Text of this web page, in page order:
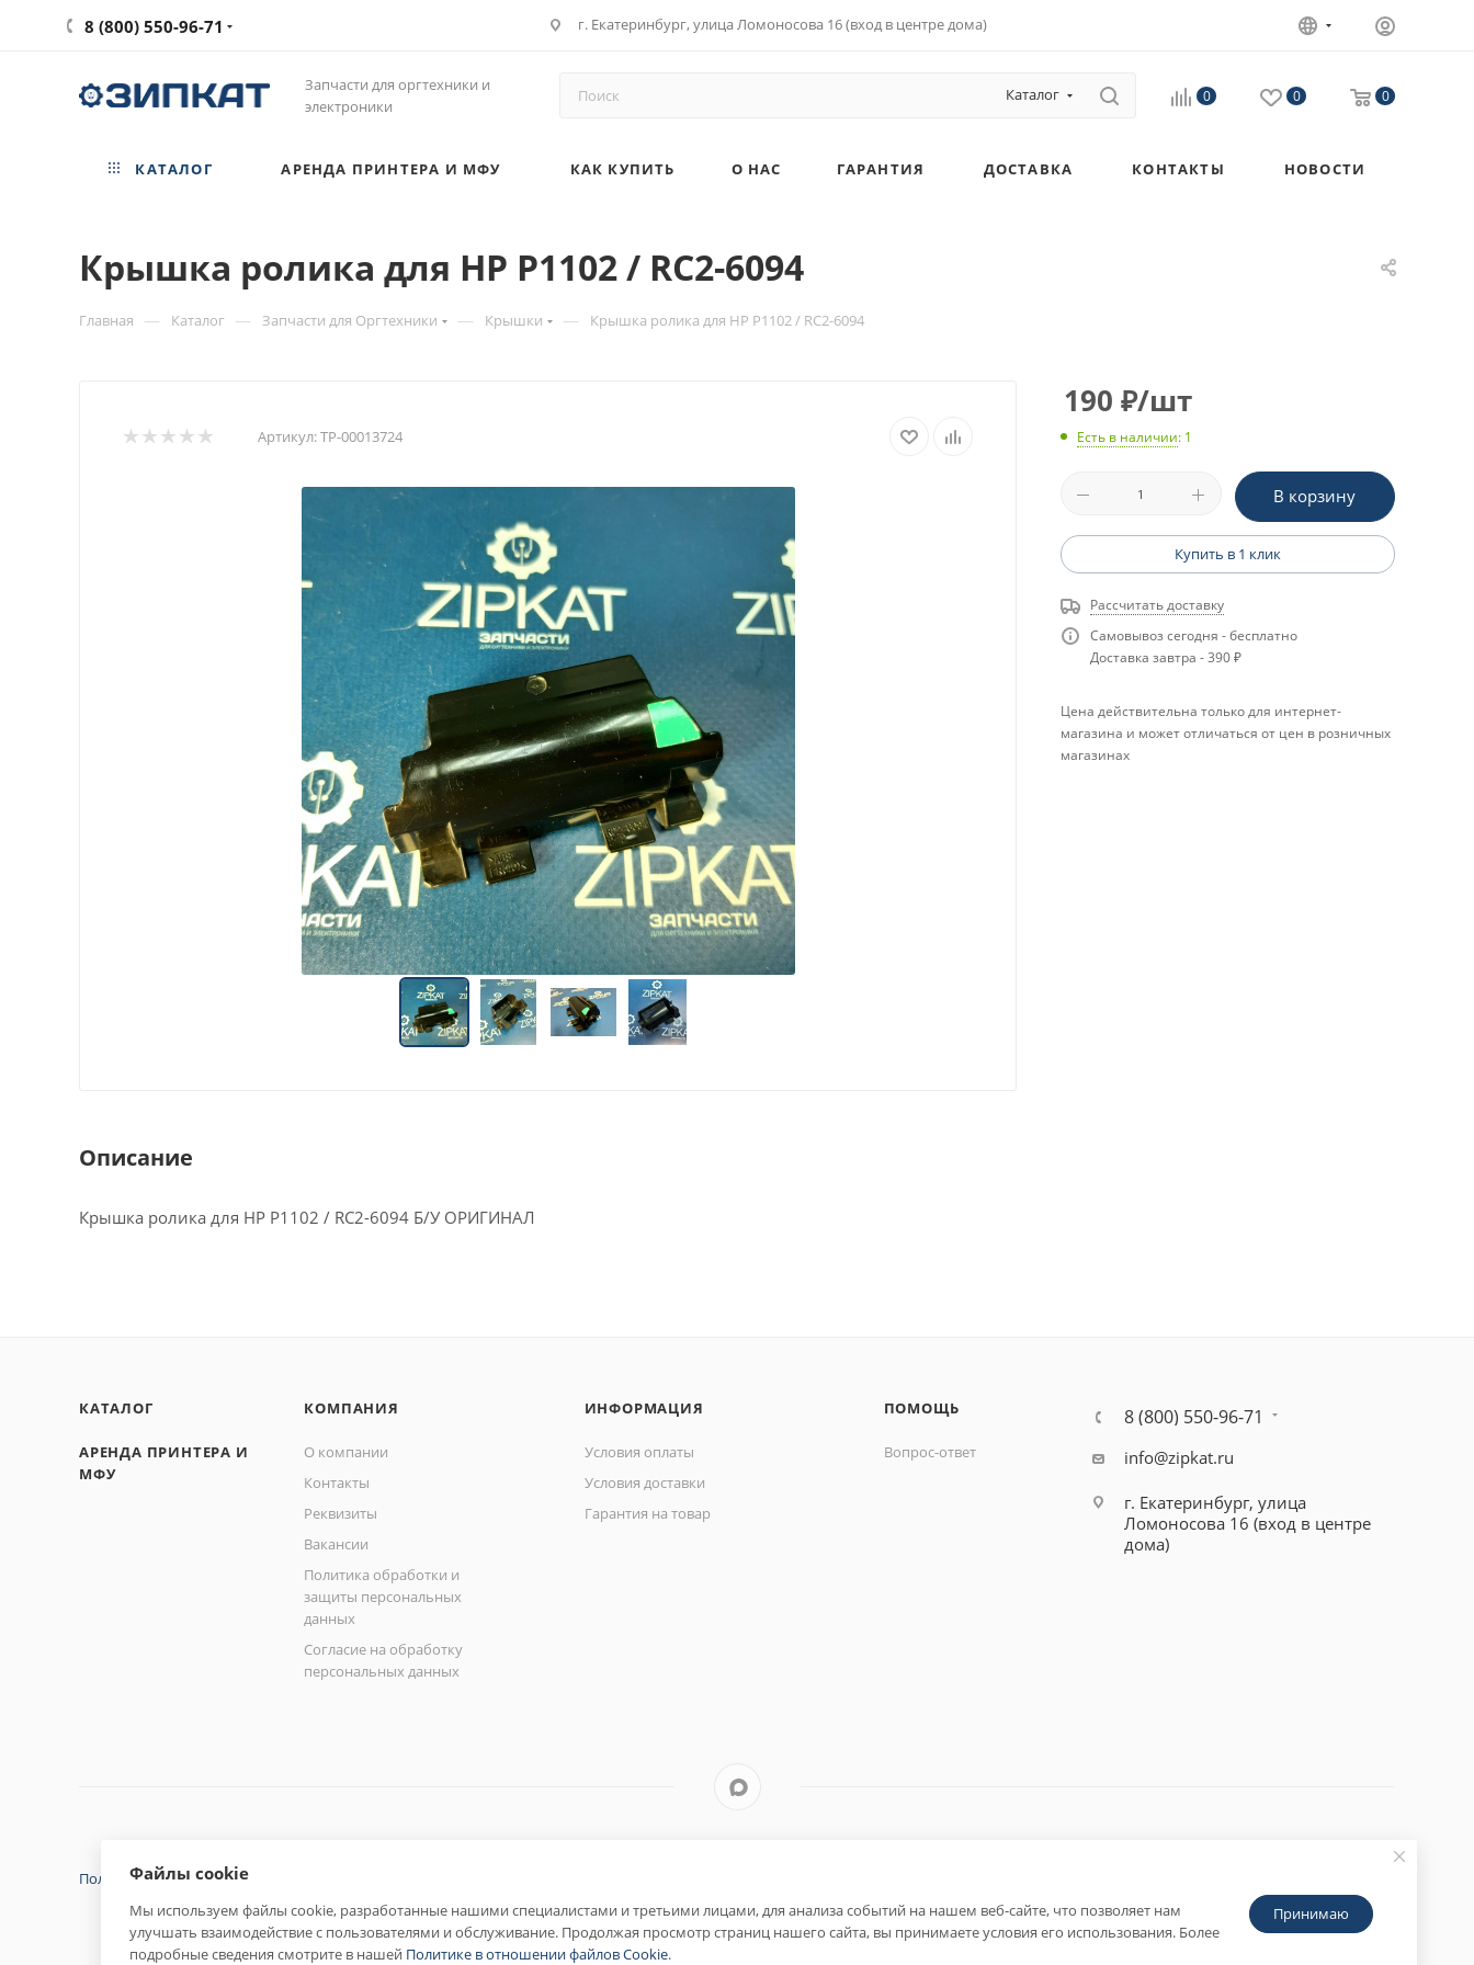
8 (800) 550-96-71 г. Екатеринбург, улица Ломоносова 16 (вход в центре дома)
Запчасти для оргтехники и
электроники
Каталог 0 0 0
КАТАЛОГ АРЕНДА ПРИНТЕРА И МФУ КАК КУПИТЬ О НАС ГАРАНТИЯ ДОСТАВКА КОНТАКТЫ НОВОСТИ
Крышка ролика для HP P1102 / RC2-6094
Главная — Каталог — Запчасти для Оргтехники — Крышки — Крышка ролика для HP P1102 / RC2-6094
Артикул:ТР-00013724
Описание
Крышка ролика для HP P1102 / RC2-6094 Б/У ОРИГИНАЛ
190 ₽/шт
Есть в наличии: 1
В корзину
Купить в 1 клик
Рассчитать доставку
Самовывоз сегодня - бесплатно
Доставка завтра - 390 ₽
Цена действительна только для интернет-
магазина и может отличаться от цен в розничных
магазинах
КАТАЛОГ
АРЕНДА ПРИНТЕРА И
МФУ
КОМПАНИЯ
О компании
Контакты
Реквизиты
Вакансии
Политика обработки и
защиты персональных
данных
Согласие на обработку
персональных данных
ИНФОРМАЦИЯ
Условия оплаты
Условия доставки
Гарантия на товар
ПОМОЩЬ
Вопрос-ответ
8 (800) 550-96-71
info@zipkat.ru
г. Екатеринбург, улица
Ломоносова 16 (вход в центре
дома)
Политика конфиденциальности
Файлы cookie
Мы используем файлы cookie, разработанные нашими специалистами и третьими лицами, для анализа событий на нашем веб-сайте, что позволяет нам
улучшать взаимодействие с пользователями и обслуживание. Продолжая просмотр страниц нашего сайта, вы принимаете условия его использования. Более
подробные сведения смотрите в нашей Политике в отношении файлов Cookie.
Принимаю